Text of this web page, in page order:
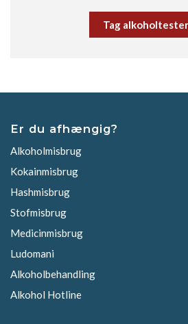
Tag
Er du afhængig?
Alkoholmisbrug
Kokainmisbrug
Hashmisbrug
Stofmisbrug
Medicinmisbrug
Ludomani
Alkoholbehandling
Alkohol Hotline